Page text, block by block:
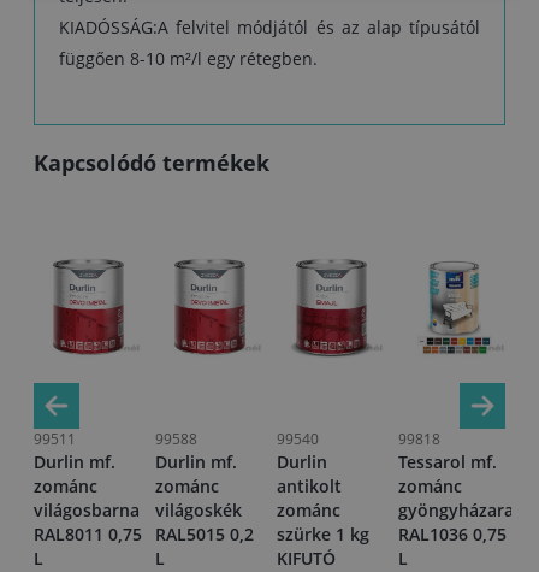
KIADÓSSÁG:A felvitel módjától és az alap típusától
függően 8-10 m²/l egy rétegben.
Kapcsolódó termékek
99511
Durlin mf.
zománc
világosbarna
RAL8011 0,75
L
99588
Durlin mf.
zománc
világoskék
RAL5015 0,2
L
99540
Durlin
antikolt
zománc
szürke 1 kg
KIFUTÓ
99818
Tessarol mf.
zománc
gyöngyházarany
RAL1036 0,75
L